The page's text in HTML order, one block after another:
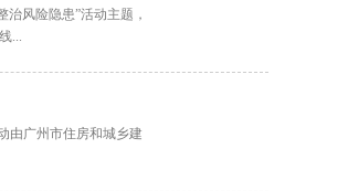
风险隐患”活动主题，
...
由广州市住房和城乡建